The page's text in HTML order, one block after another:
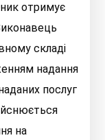
отримує
складі
надання
послуг
на